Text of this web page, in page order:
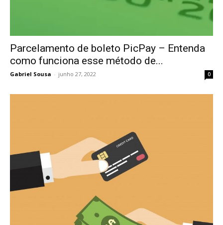
Parcelamento de boleto PicPay – Entenda
como funciona esse método de...
Gabriel Sousa - junho 27, 2022 0